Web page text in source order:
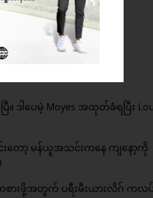
။ ဒါပေမဲ့ Moyes အထုတ်ခံရပြီး
ော့ မန်ယူအသင်းကနေ ကျနော့ကို
ကစားဖို့အတွက် ပရီးမီးယားလိဂ် ကလ